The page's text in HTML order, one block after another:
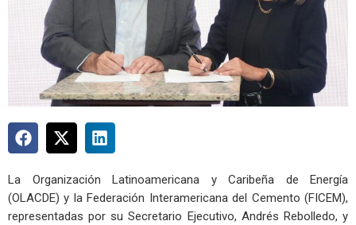
La Organización Latinoamericana y Caribeña de Energía
(OLACDE) y la Federación Interamericana del Cemento (FICEM),
representadas por su Secretario Ejecutivo, Andrés Rebolledo, y